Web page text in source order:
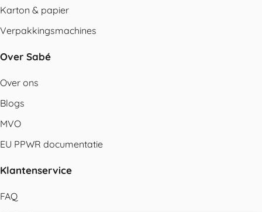
Karton & papier
Verpakkingsmachines
Over Sabé
Over ons
Blogs
MVO
EU PPWR documentatie
Klantenservice
FAQ